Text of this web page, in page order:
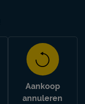
Aankoop
annuleren